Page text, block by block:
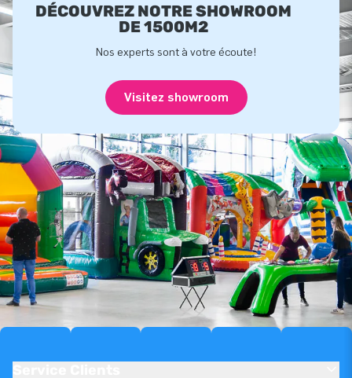
DÉCOUVREZ NOTRE SHOWROOM
DE 1500M2
Nos experts sont à votre écoute!
Visitez showroom